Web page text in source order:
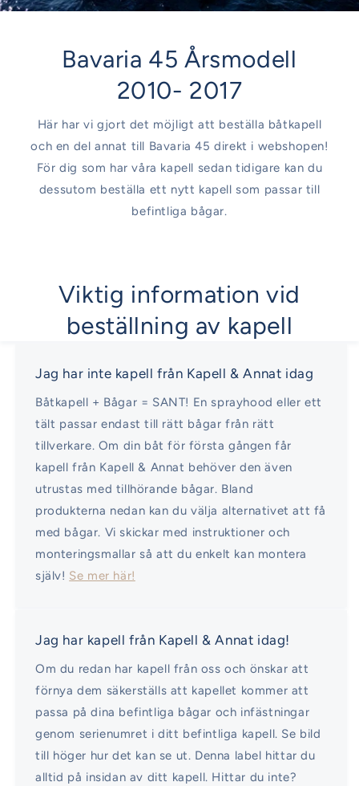
Bavaria 45 Årsmodell
2010- 2017
Här har vi gjort det möjligt att beställa båtkapell
och en del annat till Bavaria 45 direkt i webshopen!
För dig som har våra kapell sedan tidigare kan du
dessutom beställa ett nytt kapell som passar till
befintliga bågar.
Viktig information vid
beställning av kapell
Jag har inte kapell från Kapell & Annat idag
Båtkapell + Bågar = SANT! En sprayhood eller ett
tält passar endast till rätt bågar från rätt
tillverkare. Om din båt för första gången får
kapell från Kapell & Annat behöver den även
utrustas med tillhörande bågar. Bland
produkterna nedan kan du välja alternativet att få
med bågar. Vi skickar med instruktioner och
monteringsmallar så att du enkelt kan montera
själv! Se mer här!
Jag har kapell från Kapell & Annat idag!
Om du redan har kapell från oss och önskar att
förnya dem säkerställs att kapellet kommer att
passa på dina befintliga bågar och infästningar
genom serienumret i ditt befintliga kapell. Se bild
till höger hur det kan se ut. Denna label hittar du
alltid på insidan av ditt kapell. Hittar du inte?